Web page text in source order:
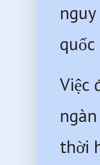
Việc
thời